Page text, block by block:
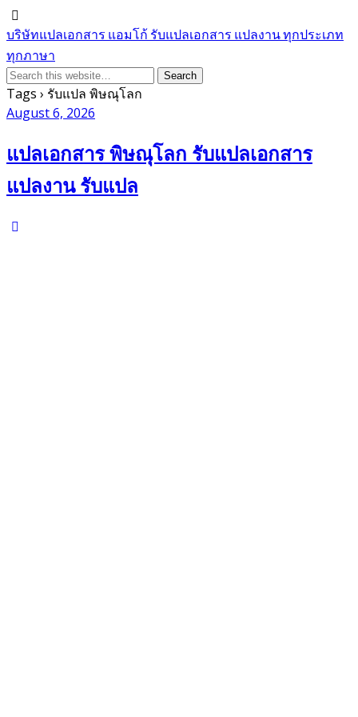
บริษัทแปลเอกสาร แอมโก้ รับแปลเอกสาร แปลงาน ทุกประเภท
ทุกภาษา
Tags › รับแปล พิษณุโลก
August 6, 2026
แปลเอกสาร พิษณุโลก รับแปลเอกสาร
แปลงาน รับแปล